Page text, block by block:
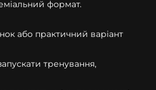
формат.
або практичний варіант
тренування,